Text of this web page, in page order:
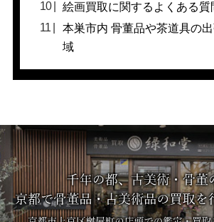
絵画買取に関するよくある質
本巣市内 骨董品や茶道具の
域